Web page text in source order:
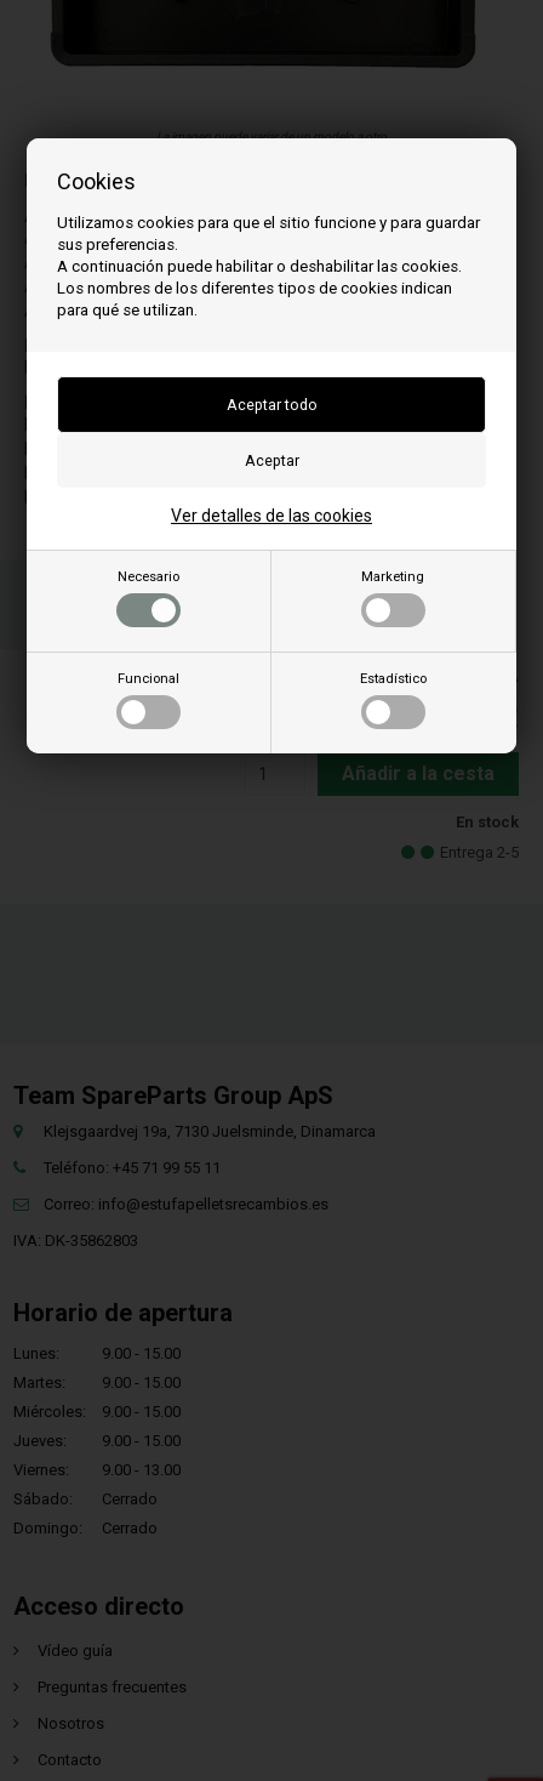
Cookies
Utilizamos cookies para que el sitio funcione y para guardar
sus preferencias.
A continuación puede habilitar o deshabilitar las cookies.
Los nombres de los diferentes tipos de cookies indican
para qué se utilizan.
Necesario Marketing
Funcional Estadístico
Ver detalles de las cookies
La imagen puede variar de un modelo a otro
para el modelo:
A
Adele 7
Adele 9
Ambra
Anastasia
Fusion 10.2
L
S
Star 10.2
Star 8.3
Vittorio
Ordene su(s) artículo(s) antes de las 3 p.m.
Número de paquete a enviar
Su pedido será enviado el mandag
PLos precios incluyen el IVA
68,99 EUR
Añadir a la cesta
En stock
Entrega 2-5
Team SpareParts Group ApS
Klejsgaardvej 19a, 7130 Juelsminde, Dinamarca
Teléfono: +45 71 99 55 11
Correo: info@estufapelletsrecambios.es
IVA: DK-35862803
Horario de apertura
Lunes:
9.00 - 15.00
Martes:
9.00 - 15.00
Miércoles:
9.00 - 15.00
Jueves:
9.00 - 15.00
Viernes:
9.00 - 13.00
Sábado:
Cerrado
Domingo:
Cerrado
Acceso directo
Vídeo guía
Preguntas frecuentes
Nosotros
Contacto